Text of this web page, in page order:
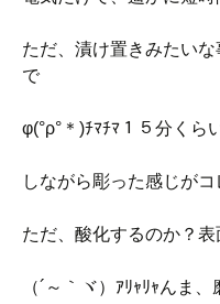
ただ、漬け置きみたい
で
φ(°ρ°＊)ﾁﾏﾁﾏ１５分く
しながら彫った感じがコ
ただ、酸化するのか？表
（´～｀ヾ）ｱﾘｬﾘｬんま